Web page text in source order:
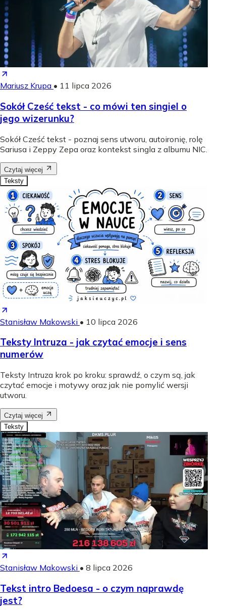
Mariusz Krupa • 11 lipca 2026
Sokół Cześć tekst - co mówi ten singiel o
jego wizerunku?
Sokół Cześć tekst - poznaj sens utworu, autoironię, rolę
Sariusa i Zeppy Zepa oraz kontekst singla z albumu NIC.
Czytaj więcej
Teksty
Stanisław Makowski • 10 lipca 2026
Teksty Intruza - jak czytać emocje i sens
numerów
Teksty Intruza krok po kroku: sprawdź, o czym są, jak
czytać emocje i motywy oraz jak nie pomylić wersji
utworu.
Czytaj więcej
Teksty
Stanisław Makowski • 8 lipca 2026
Tekst intro Bedoesa - o czym naprawdę
jest?